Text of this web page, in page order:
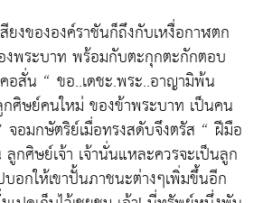
งขององค์ราชันก็ถึงกับเหงื่อกาฬตก
งพระบาท พร้อมกับตะกุกตะกักตอบ
อสั่น “ ขอ..เดชะ.พระ..อาญามิพ้น
ศิษย์คนใหม่ ของข้าพระบาท เป็นคน
อมกษัตริย์เมื่อทรงสดับจึงตรัส “ ฝีมือ
ลูกศิษย์เจ้า เจ้านั่นแหละควรจะเป็นลูก
อกให้เขาปั้นภาชนะต่างๆเพิ่มขึ้นอีก